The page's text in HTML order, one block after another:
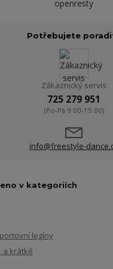
openresty
Potřebujete
Zákaznický servis
725 279 951
(Po-Pá 9:00-15.00)
info@freestyle-
v kategoriích
legíny
a krátké